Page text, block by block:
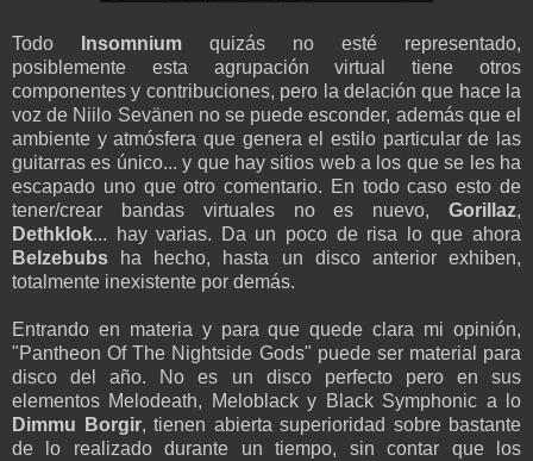
Todo Insomnium quizás no esté representado,
posiblemente esta agrupación virtual tiene otros
componentes y contribuciones, pero la delación que hace la
voz de Niilo Sevänen no se puede esconder, además que el
ambiente y atmósfera que genera el estilo particular de las
guitarras es único... y que hay sitios web a los que se les ha
escapado uno que otro comentario. En todo caso esto de
tener/crear bandas virtuales no es nuevo, Gorillaz,
Dethklok... hay varias. Da un poco de risa lo que ahora
Belzebubs ha hecho, hasta un disco anterior exhiben,
totalmente inexistente por demás.
Entrando en materia y para que quede clara mi opinión,
"Pantheon Of The Nightside Gods" puede ser material para
disco del año. No es un disco perfecto pero en sus
elementos Melodeath, Meloblack y Black Symphonic a lo
Dimmu Borgir, tienen abierta superioridad sobre bastante
de lo realizado durante un tiempo, sin contar que los